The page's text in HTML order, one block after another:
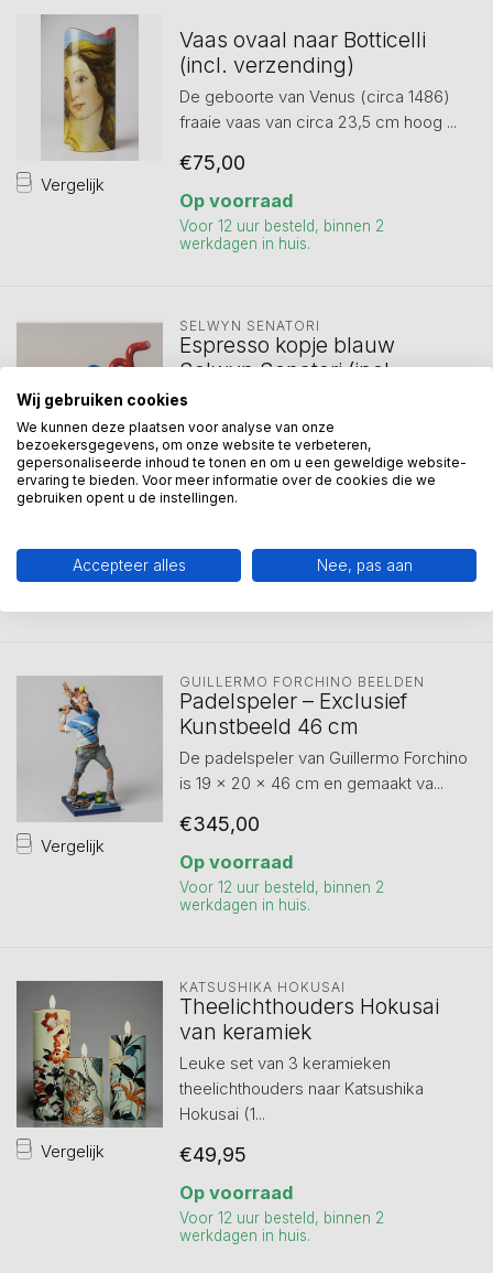
Vergelijk
Vaas ovaal naar Botticelli
(incl. verzending)
De geboorte van Venus (circa 1486)
fraaie vaas van circa 23,5 cm hoog ...
€75,00
Op voorraad
Voor 12 uur besteld, binnen 2
werkdagen in huis.
Vergelijk
SELWYN SENATORI
Espresso kopje blauw
Selwyn Senatori (incl.
verzending)
Espresso kopje blauw van Selwyn
Senatori. Incl. geschenkverpakking.
L...
Op voorraad
Voor 12 uur besteld, binnen 2
Vergelijk
GUILLERMO FORCHINO BEELDEN
Padelspeler – Exclusief
Kunstbeeld 46 cm
De padelspeler van Guillermo Forchino
is 19 x 20 x 46 cm en gemaakt va...
€345,00
Op voorraad
Voor 12 uur besteld, binnen 2
werkdagen in huis.
Vergelijk
KATSUSHIKA HOKUSAI
Theelichthouders Hokusai
van keramiek
Leuke set van 3 keramieken
theelichthouders naar Katsushika
Hokusai (1...
€49,95
Op voorraad
Voor 12 uur besteld, binnen 2
werkdagen in huis.
Wij gebruiken cookies
We kunnen deze plaatsen voor analyse van onze
bezoekersgegevens, om onze website te verbeteren,
gepersonaliseerde inhoud te tonen en om u een geweldige website-
ervaring te bieden. Voor meer informatie over de cookies die we
gebruiken opent u de instellingen.
Accepteer alles Nee, pas aan